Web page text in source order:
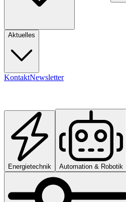
Aktuelles
KontaktNewsletter
Energietechnik Automation & Robotik